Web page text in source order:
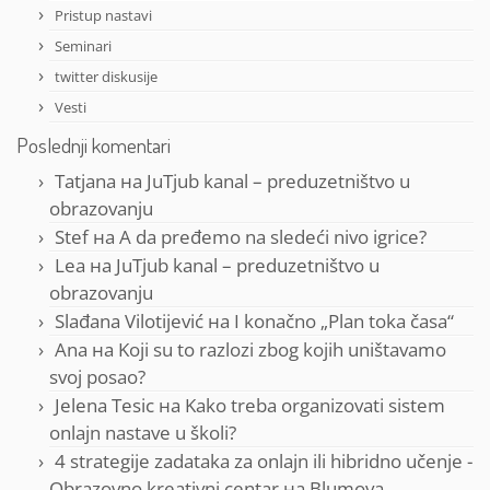
Pristup nastavi
Seminari
twitter diskusije
Vesti
Poslednji komentari
Tatjana на JuTjub kanal – preduzetništvo u
obrazovanju
Stefна A da pređemo na sledeći nivo igrice?
Lea на JuTjub kanal – preduzetništvo u
obrazovanju
Slađana Vilotijević на I konačno „Plan toka časa“
Ana на Koji su to razlozi zbog kojih uništavamo
svoj posao?
Jelena Tesic на Kako treba organizovati sistem
onlajn nastave u školi?
4 strategije zadataka za onlajn ili hibridno učenje -